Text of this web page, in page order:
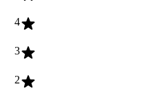
4
3
2